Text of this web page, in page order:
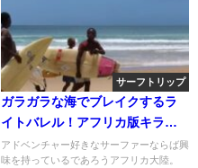
サーフトリップ
ガラガラな海でブレイクするラ
イトバレル！アフリカ版キラで
のフリーサーフ動画
アドベンチャー好きなサーファーならば興
味を持っているであろうアフリカ大陸。